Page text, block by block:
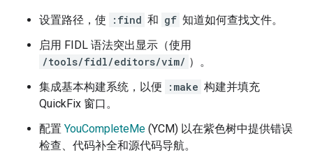
设置路径，使 :find 和 gf 知道如何查找文件。
启用 FIDL 语法突出显示（使用
/tools/fidl/editors/vim/ ）。
集成基本构建系统，以便
:make 构建并填充
QuickFix 窗口。
配置 YouCompleteMe (YCM) 以在紫色树中提供错误
检查、代码补全和源代码导航。